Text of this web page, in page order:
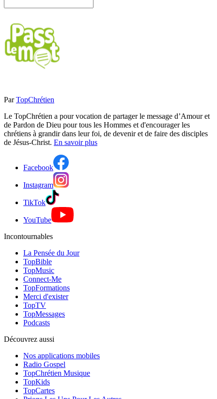
Par TopChrétien
Le TopChrétien a pour vocation de partager le message d’Amour et
de Pardon de Dieu pour tous les Hommes et d'encourager les
chrétiens à grandir dans leur foi, de devenir et de faire des disciples
de Jésus-Christ. En savoir plus
Facebook
Instagram
TikTok
YouTube
Incontournables
La Pensée du Jour
TopBible
TopMusic
Connect-Me
TopFormations
Merci d'exister
TopTV
TopMessages
Podcasts
Découvrez aussi
Nos applications mobiles
Radio Gospel
TopChrétien Musique
TopKids
TopCartes